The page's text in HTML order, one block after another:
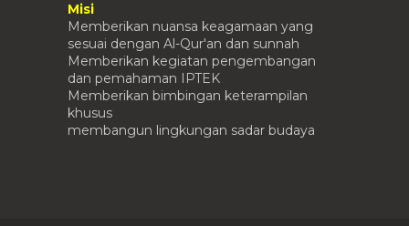
Misi
Memberikan nuansa keagamaan yang
sesuai dengan Al-Qur'an dan sunnah
Memberikan kegiatan pengembangan
dan pemahaman IPTEK
Memberikan bimbingan keterampilan
khusus
membangun lingkungan sadar budaya